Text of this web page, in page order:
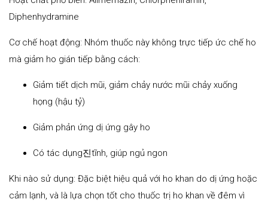
Diphenhydramine
Cơ chế hoạt động: Nhóm thuốc này không trực tiếp ức chế ho
mà giảm ho gián tiếp bằng cách:
Giảm tiết dịch mũi, giảm chảy nước mũi chảy xuống
họng (hậu tỷ)
Giảm phản ứng dị ứng gây ho
Có tác dụng진tĩnh, giúp ngủ ngon
Khi nào sử dụng: Đặc biệt hiệu quả với ho khan do dị ứng hoặc
cảm lạnh, và là lựa chọn tốt cho thuốc trị ho khan về đêm vì